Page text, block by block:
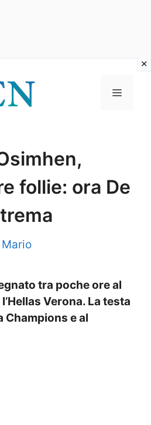
Menu
follie: ora De
Mario
tra poche ore al
Verona. La testa
Champions e al